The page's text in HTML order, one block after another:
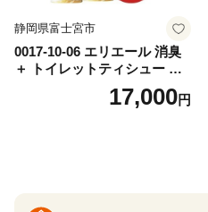
静岡県富士宮市
0017-10-06 エリエール 消臭
＋ トイレットティシュー し
っかり香るフレッシュクリア
の香り ダブル 12ロール×6パ
17,000円